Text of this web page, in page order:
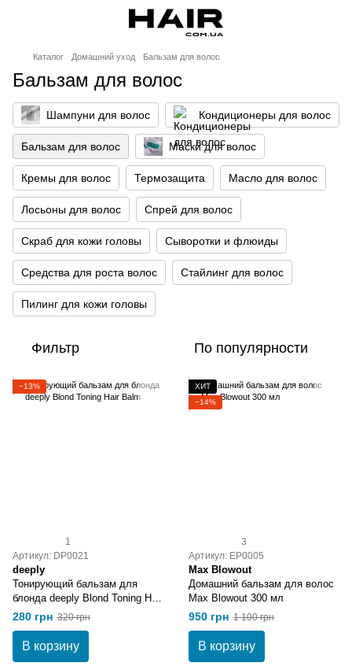
Каталог Домашний уход Бальзам для волос
Бальзам для волос
Шампуни для волос Кондиционеры для волос
Бальзам для волос Маски для волос
Кремы для волос Термозащита Масло для волос
Лосьоны для волос Спрей для волос
Скраб для кожи головы Сыворотки и флюиды
Средства для роста волос Стайлинг для волос
Пилинг для кожи головы
Фильтр По популярности
−13%
1
Артикул: DP0021
deeply
Тонирующий бальзам для
блонда deeply Blond Toning Hair
Balm
280 грн 320 грн
В корзину
ХИТ
−14%
3
Артикул: EP0005
Max Blowout
Домашний бальзам для волос
Max Blowout 300 мл
950 грн 1 100 грн
В корзину